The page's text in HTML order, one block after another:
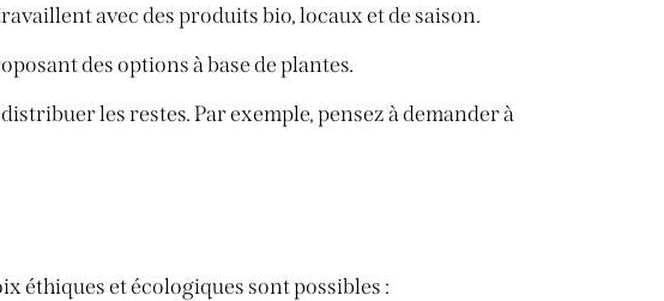
avec des produits bio, locaux et de saison.
des options à base de plantes.
les restes. Par exemple, pensez à demander à
éthiques et écologiques sont possibles :